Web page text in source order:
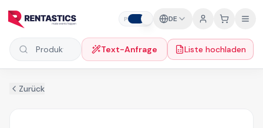
P DE
Produkte suchen Text-Anfrage Liste hochladen
Zurück